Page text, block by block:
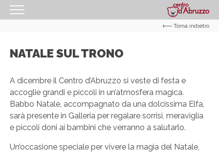
IL CENTRO
PROMOZIONI
NEGOZI
GIFT CARD
Torna indietro
NATALE SUL TRONO
A dicembre il Centro d’Abruzzo si veste di festa e
accoglie grandi e piccoli in un’atmosfera magica.
Babbo Natale, accompagnato da una dolcissima Elfa,
sarà presente in Galleria per regalare sorrisi, meraviglia
e piccoli doni ai bambini che verranno a salutarlo.
Un’occasione speciale per vivere la magia del Natale,